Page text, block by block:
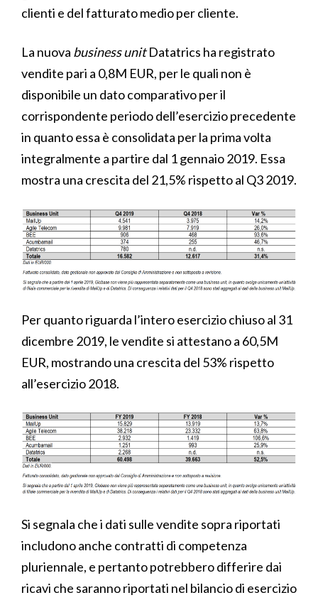
clienti e del fatturato medio per cliente.
La nuova business unitDatatrics ha registrato
vendite pari a 0,8M EUR, per le quali non è
disponibile un dato comparativo per il
corrispondente periodo dell’esercizio precedente
in quanto essa è consolidata per la prima volta
integralmente a partire dal 1 gennaio 2019. Essa
mostra una crescita del 21,5% rispetto al Q3 2019.
Per quanto riguarda l’intero esercizio chiuso al 31
dicembre 2019, le vendite si attestano a 60,5M
EUR, mostrando una crescita del 53% rispetto
all’esercizio 2018.
Si segnala che i dati sulle vendite sopra riportati
includono anche contratti di competenza
pluriennale, e pertanto potrebbero differire dai
ricavi che saranno riportati nel bilancio di esercizio